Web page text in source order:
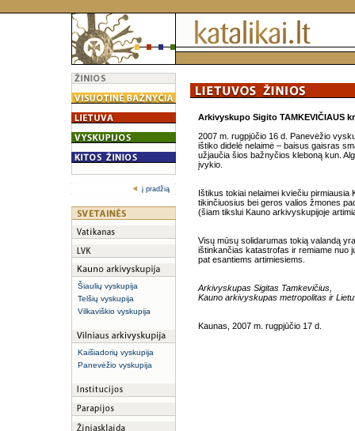
į pradžią
Šiaulių vyskupija
Telšių vyskupija
Vilkaviškio vyskupija
Kaišiadorių vyskupija
Panevėžio vyskupija
Arkivyskupo Sigito TAMKEVIČIAUS
2007 m. rugpjūčio 16 d. Panevėžio
ištiko didelė nelaimė – baisus gaisras
užjaučia šios bažnyčios kleboną kun.
įvykio.
Ištikus tokiai nelaimei kviečiu
tikinčiuosius bei geros valios žmones
(šiam tikslui Kauno arkivyskupijoje
Visų mūsų solidarumas tokią valandą
ištinkančias katastrofas ir remiame nuo
pat esantiems artimiesiems.
Arkivyskupas Sigitas Tamkevičius,
Kauno arkivyskupas metropolitas ir
Kaunas, 2007 m. rugpjūčio 17 d.